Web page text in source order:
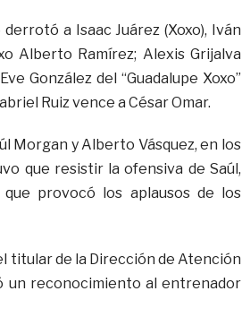
a Isaac Juárez (Xoxo), Iván
Alberto Ramírez; Alexis Grijalva
González del “Guadalupe Xoxo”
Ruiz vence a César Omar.
Morgan y Alberto Vásquez, en los
que resistir la ofensiva de Saúl,
provocó los aplausos de los
titular de la Dirección de Atención
un reconocimiento al entrenador